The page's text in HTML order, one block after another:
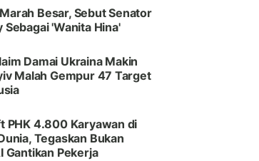
Besar, Sebut Senator
Sebagai 'Wanita Hina'
Damai Ukraina Makin
Malah Gempur 47 Target
PHK 4.800 Karyawan di
Tegaskan Bukan
Gantikan Pekerja